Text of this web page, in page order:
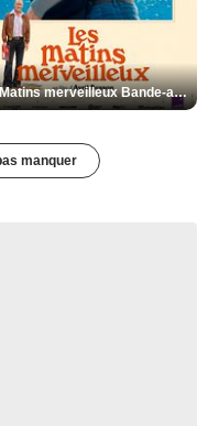
Les Matins merveilleux Bande-annonce VF
manquer